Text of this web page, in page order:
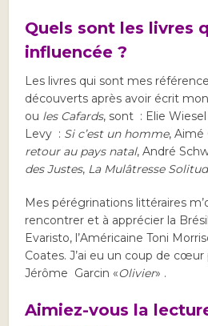
Quels sont les livres
influencée ?
Les livres qui sont mes
découverts après avoir écrit
ou les Cafards, sont : Elie
Levy : Si c’est un homme, Aimé
retour au pays natal, André
des Justes, La Mulâtresse
Mes pérégrinations littéraires
rencontrer et à apprécier la
Evaristo, l’Américaine Toni
Coates. J’ai eu un coup de cœur
Jérôme Garcin «Olivier» .
Aimiez-vous la